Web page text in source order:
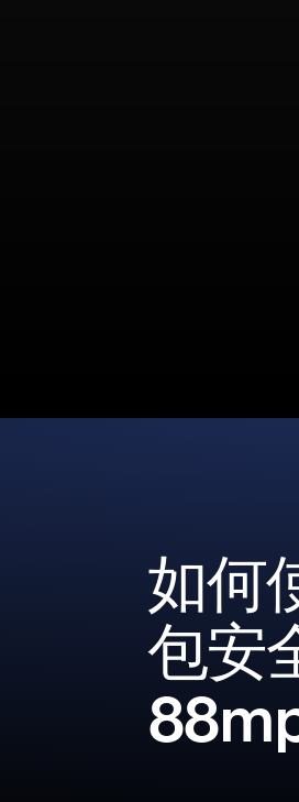
如何
包安